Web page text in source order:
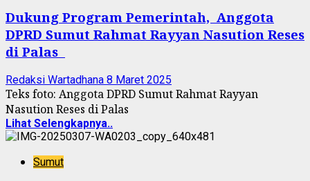
Dukung Program Pemerintah, Anggota
DPRD Sumut Rahmat Rayyan Nasution Reses
di Palas
Redaksi Wartadhana 8 Maret 2025
Teks foto: Anggota DPRD Sumut Rahmat Rayyan
Nasution Reses di Palas
Lihat Selengkapnya..
Sumut